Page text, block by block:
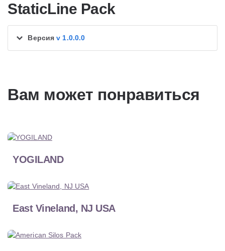
StaticLine Pack
Версияv 1.0.0.0
Вам может понравиться
YOGILAND
East Vineland, NJ USA